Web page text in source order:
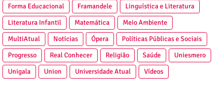
Forma Educacional
Framandele
Linguística e Literatura
Literatura Infantil
Matemática
Meio Ambiente
MultiAtual
Notícias Ópera
Políticas Públicas e Sociais
Progresso
Real Conhecer Religião Saúde
Uniesmero
Unigala
Union Universidade Atual Vídeos